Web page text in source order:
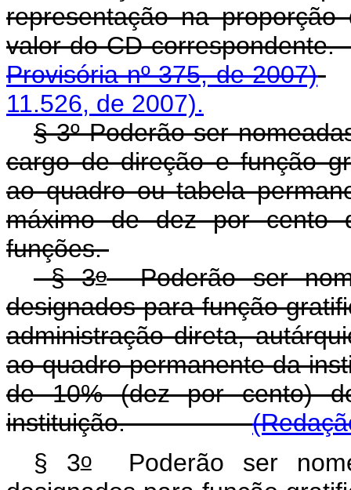
representação na
valor do CD
Provisória nº 375, de 2007)
11.526, de 2007).
§ 3º Poderão ser
cargo de direção e função
ao quadro ou tabela
máximo de dez por cento
funções.
§ 3oPoderão ser
designados para função
administração direta,
ao quadro permanente da
de 10% (dez por cento)
instituição.
§ 3oPoderão ser